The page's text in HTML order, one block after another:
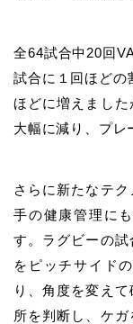
全64試合中20回
試合に１回ほどの
ほどに増えまし
大幅に減り、プレ
さらに新たなテ
手の健康管理に
す。ラグビーの
をピッチサイド
り、角度を変え
所を判断し、ケ